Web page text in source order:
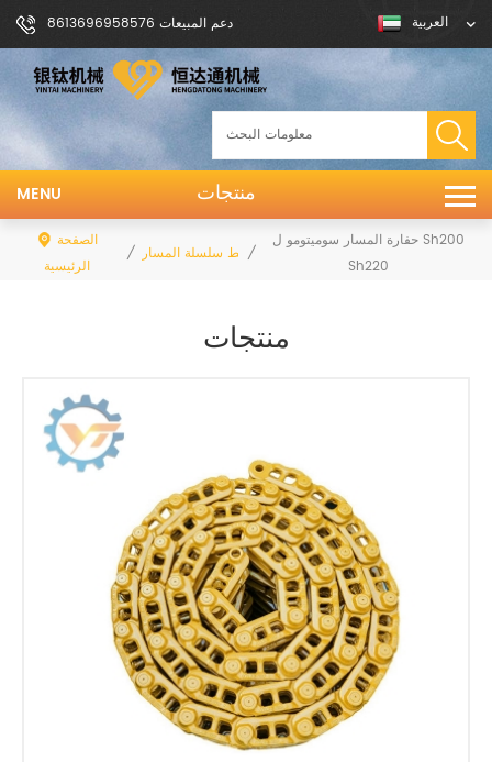
دعم المبيعات 8613696958576 العربية
منتجات MENU
الصفحة
الرئيسية
/ ربط سلسلة المسار/
حفارة المسار سوميتومو ل Sh200
Sh220
منتجات